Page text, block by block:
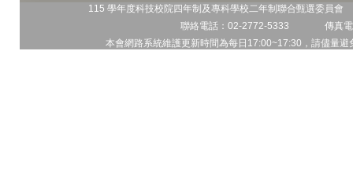
115 學年度科技校院四年制及專科學校二年制聯合甄選委員
聯絡電話：02-2772-5333 傳真
本會網路系統維護更新時間為每日17:00~17:30，請儘量